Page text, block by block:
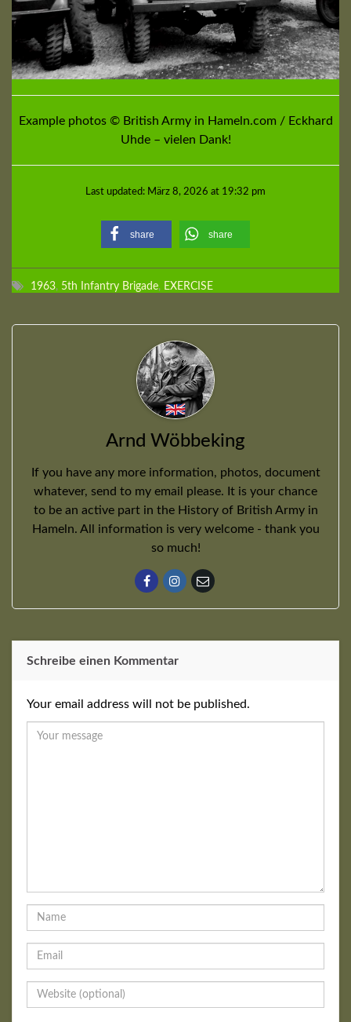
Example photos © British Army in Hameln.com / Eckhard
Uhde – vielen Dank!
Last updated: März 8, 2026 at 19:32 pm
share share
1963, 5th Infantry Brigade, EXERCISE
Arnd Wöbbeking
If you have any more information, photos, document
whatever, send to my email please. It is your chance
to be an active part in the History of British Army in
Hameln. All information is very welcome - thank you
so much!
Schreibe einen Kommentar
Your email address will not be published.